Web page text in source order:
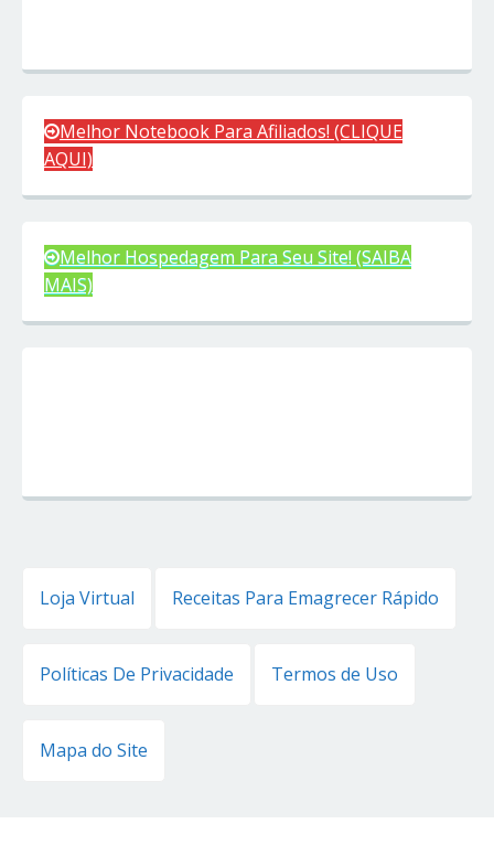
Melhor Notebook Para Afiliados! (CLIQUE
AQUI)
Melhor Hospedagem Para Seu Site! (SAIBA
MAIS)
Loja Virtual Receitas Para Emagrecer Rápido
Políticas De Privacidade Termos de Uso
Mapa do Site